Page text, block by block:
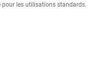
pour les utilisations standards.